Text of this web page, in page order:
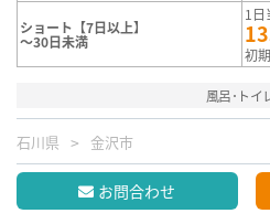
ショート【7日以上】
～30日未満
1日
初
風呂･トイ
石川県 金沢市
お問合わせ